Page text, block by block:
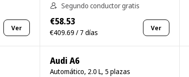
Ver
Segundo conductor gratis
€58.53
€409.69 / 7 días Ver
Audi A6
Automático, 2.0 L, 5 plazas